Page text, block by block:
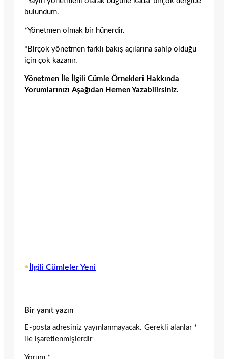
bulundum.
*Yönetmen olmak bir hünerdir.
*Birçok yönetmen farklı bakış açılarına sahip olduğu
için çok kazanır.
Yönetmen İle İlgili Cümle Örnekleri Hakkında
Yorumlarınızı Aşağıdan Hemen Yazabilirsiniz.
• İlgili Cümleler Yeni
Bir yanıt yazın
E-posta adresiniz yayınlanmayacak. Gerekli alanlar *
ile işaretlenmişlerdir